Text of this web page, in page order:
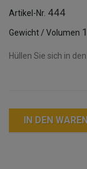
Artikel-Nr. 444
Gewicht / Volumen
Hüllen Sie sich in
IN DEN